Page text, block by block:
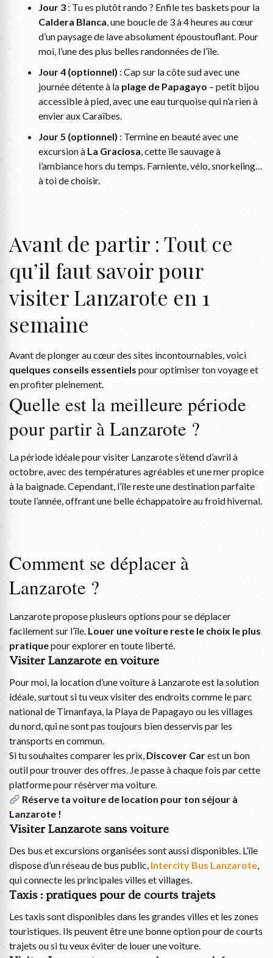
Jour 3 : Tu es plutôt rando ? Enfile tes baskets pour la
Caldera Blanca, une boucle de 3 à 4 heures au cœur
d’un paysage de lave absolument époustouflant. Pour
moi, l’une des plus belles randonnées de l’île.
Jour 4 (optionnel) : Cap sur la côte sud avec une
journée détente à la plage de Papagayo – petit bijou
accessible à pied, avec une eau turquoise qui n’a rien à
envier aux Caraïbes.
Jour 5 (optionnel) : Termine en beauté avec une
excursion à La Graciosa, cette île sauvage à
l’ambiance hors du temps. Farniente, vélo, snorkeling…
à toi de choisir.
Avant de partir : Tout ce
qu’il faut savoir pour
visiter Lanzarote en 1
semaine
Avant de plonger au cœur des sites incontournables, voici
quelques conseils essentiels pour optimiser ton voyage et
en profiter pleinement.
Quelle est la meilleure période
pour partir à Lanzarote ?
La période idéale pour visiter Lanzarote s’étend d’avril à
octobre, avec des températures agréables et une mer propice
à la baignade. Cependant, l’île reste une destination parfaite
toute l’année, offrant une belle échappatoire au froid hivernal.
Comment se déplacer à
Lanzarote ?
Lanzarote propose plusieurs options pour se déplacer
facilement sur l’île. Louer une voiture reste le choix le plus
pratiquepour explorer en toute liberté.
Visiter Lanzarote en voiture
Pour moi, la location d’une voiture à Lanzarote est la solution
idéale, surtout si tu veux visiter des endroits comme le parc
national de Timanfaya, la Playa de Papagayo ou les villages
du nord, qui ne sont pas toujours bien desservis par les
transports en commun.
Si tu souhaites comparer les prix, Discover Carest un bon
outil pour trouver des offres. Je passe à chaque fois par cette
platforme pour résèrver ma voiture.
Réserve ta voiture de location pour ton séjour à
Lanzarote !
Visiter Lanzarote sans voiture
Des bus et excursions organisées sont aussi disponibles. L’île
dispose d’un réseau de bus public, Intercity Bus Lanzarote,
qui connecte les principales villes et villages.
Taxis : pratiques pour de courts trajets
Les taxis sont disponibles dans les grandes villes et les zones
touristiques. Ils peuvent être une bonne option pour de courts
trajets ou si tu veux éviter de louer une voiture.